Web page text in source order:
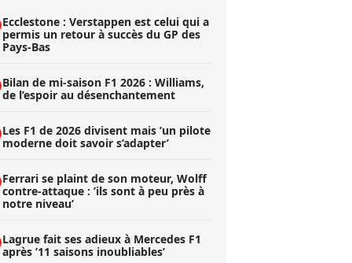
Ecclestone : Verstappen est celui qui a
permis un retour à succès du GP des
Pays-Bas
Bilan de mi-saison F1 2026 : Williams,
de l’espoir au désenchantement
Les F1 de 2026 divisent mais ’un pilote
moderne doit savoir s’adapter’
Ferrari se plaint de son moteur, Wolff
contre-attaque : ’ils sont à peu près à
notre niveau’
Lagrue fait ses adieux à Mercedes F1
après ’11 saisons inoubliables’